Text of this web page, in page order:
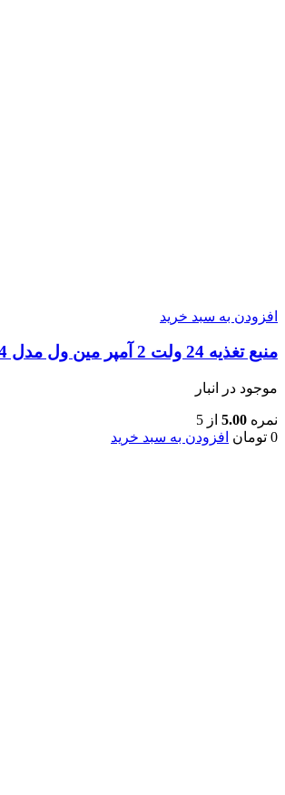
افزودن به سبد خرید
منبع تغذیه 24 ولت 2 آمپر مین ول مدل DR-45-24
موجود در انبار
نمره 5.00 از 5
0 تومان افزودن به سبد خرید